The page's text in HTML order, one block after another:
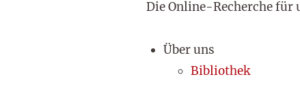
Die Online-Recherche
Über uns
Bibliothek